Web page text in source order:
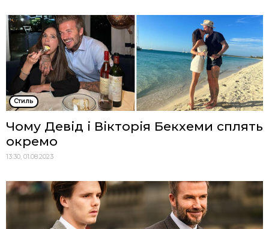
Стиль
Чому Девід і Вікторія Бекхеми сплять
окремо
13:30, 01.08.2023